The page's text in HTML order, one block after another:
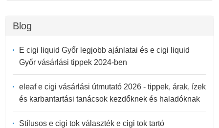
Blog
E cigi liquid Győr legjobb ajánlatai és e cigi liquid
Győr vásárlási tippek 2024-ben
eleaf e cigi vásárlási útmutató 2026 - tippek, árak, ízek
és karbantartási tanácsok kezdőknek és haladóknak
Stílusos e cigi tok választék e cigi tok tartó